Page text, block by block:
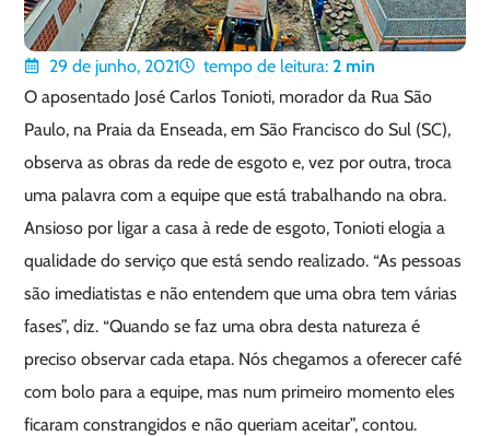
29 de junho, 2021 tempo de leitura: 2 min
O aposentado José Carlos Tonioti, morador da Rua São
Paulo, na Praia da Enseada, em São Francisco do Sul (SC),
observa as obras da rede de esgoto e, vez por outra, troca
uma palavra com a equipe que está trabalhando na obra.
Ansioso por ligar a casa à rede de esgoto, Tonioti elogia a
qualidade do serviço que está sendo realizado. “As pessoas
são imediatistas e não entendem que uma obra tem várias
fases”, diz. “Quando se faz uma obra desta natureza é
preciso observar cada etapa. Nós chegamos a oferecer café
com bolo para a equipe, mas num primeiro momento eles
ficaram constrangidos e não queriam aceitar”, contou.